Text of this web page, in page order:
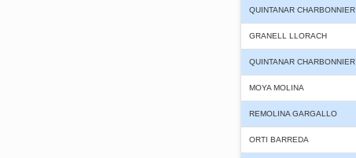
QUINTANAR CHARBONNIER
GRANELL LLORACH
QUINTANAR CHARBONNIER
MOYA MOLINA
REMOLINA GARGALLO
ORTI BARREDA